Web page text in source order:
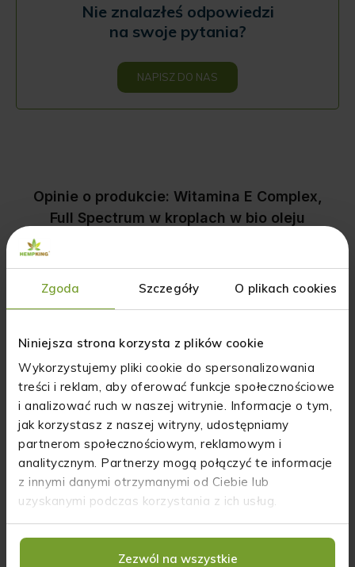
Zgoda Szczegóły O plikach cookies
Niniejsza strona korzysta z plików cookie
Wykorzystujemy pliki cookie do spersonalizowania
treści i reklam, aby oferować funkcje społecznościowe
i analizować ruch w naszej witrynie. Informacje o tym,
jak korzystasz z naszej witryny, udostępniamy
partnerom społecznościowym, reklamowym i
analitycznym. Partnerzy mogą połączyć te informacje
z innymi danymi otrzymanymi od Ciebie lub
uzyskanymi podczas korzystania z ich usług.
Zezwól na wszystkie
Nie znalazłeś odpowiedzi
na swoje pytania?
NAPISZ DO NAS
Opinie o produkcie: Witamina E Complex,
Full Spectrum w kroplach w bio oleju
4.9
z całego okresu
5
3
1 0%
Jak zbieramy opinie?
Opinie klientów